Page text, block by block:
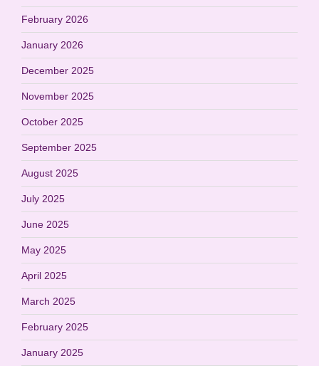
February 2026
January 2026
December 2025
November 2025
October 2025
September 2025
August 2025
July 2025
June 2025
May 2025
April 2025
March 2025
February 2025
January 2025